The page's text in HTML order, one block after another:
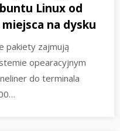
Linux od
na dysku
pakiety zajmują
opearacyjnym
do terminala